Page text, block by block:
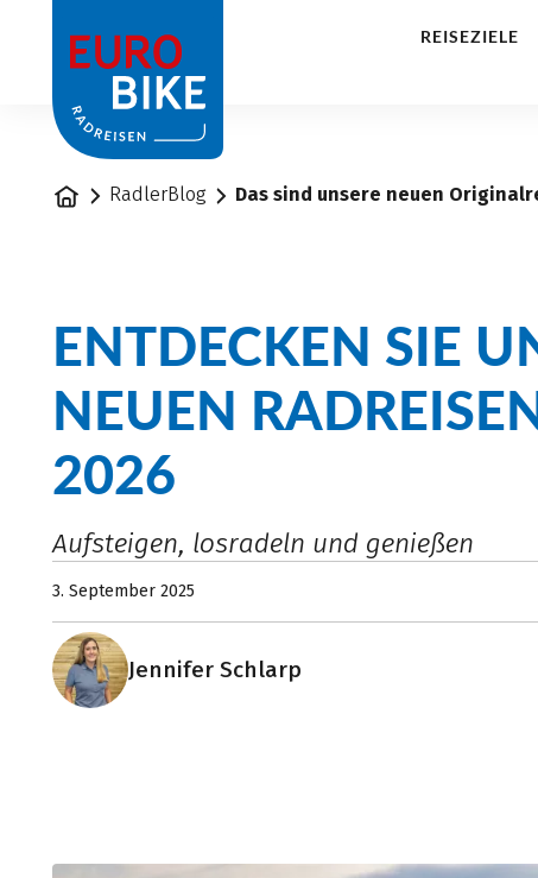
REISEZIELE
StartseiteRadlerBlog Das sind unsere neuen
ENTDECKEN SIE
NEUEN
2026
Aufsteigen, losradeln und genießen
3. September 2025
Jennifer Schlarp